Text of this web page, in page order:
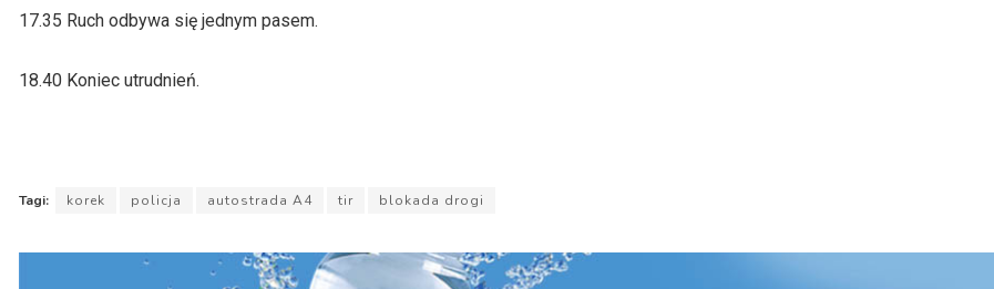
17.35 Ruch odbywa się jednym pasem.
18.40 Koniec utrudnień.
Tagi: korek policja autostrada A4 tir blokada drogi